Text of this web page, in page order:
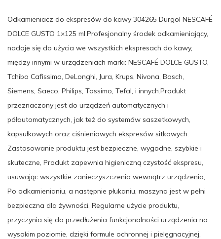
Odkamieniacz do ekspresów do kawy 304265 Durgol NESCAFÉ
DOLCE GUSTO 1×125 ml.Profesjonalny środek odkamieniający,
nadaje się do użycia we wszystkich ekspresach do kawy,
między innymi w urządzeniach marki: NESCAFÉ DOLCE GUSTO,
Tchibo Cafissimo, DeLonghi, Jura, Krups, Nivona, Bosch,
Siemens, Saeco, Philips, Tassimo, Tefal, i innych.Produkt
przeznaczony jest do urządzeń automatycznych i
półautomatycznych, jak też do systemów saszetkowych,
kapsułkowych oraz ciśnieniowych ekspresów sitkowych.
Zastosowanie produktu jest bezpieczne, wygodne, szybkie i
skuteczne, Produkt zapewnia higieniczną czystość ekspresu,
usuwając wszystkie zanieczyszczenia wewnątrz urządzenia,
Po odkamienianiu, a następnie płukaniu, maszyna jest w pełni
bezpieczna dla żywności, Regularne użycie produktu,
przyczynia się do przedłużenia funkcjonalności urządzenia na
wysokim poziomie, dzięki formule ochronnej i pielęgnacyjnej,